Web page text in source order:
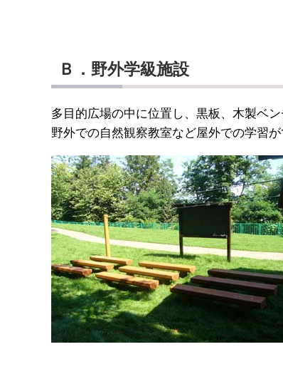
Ｂ．野外学級施設
多目的広場の中に位置し、黒板、木製ベン
野外での自然観察教室など屋外での学習が